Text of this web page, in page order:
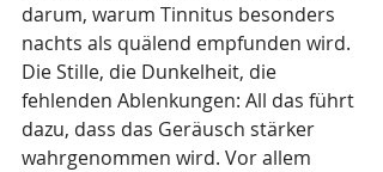
darum, warum Tinnitus besonders
nachts als quälend empfunden wird.
Die Stille, die Dunkelheit, die
fehlenden Ablenkungen: All das führt
dazu, dass das Geräusch stärker
wahrgenommen wird. Vor allem